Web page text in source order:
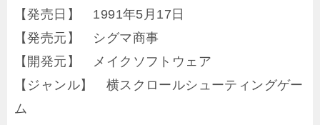
【発売日】 1991年5月17日
【発売元】 シグマ商事
【開発元】 メイクソフトウェア
【ジャンル】 横スクロールシューティングゲー
ム